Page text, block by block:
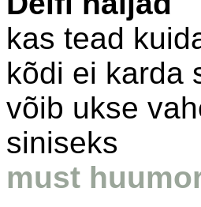
kas tead
kõdi ei karda
võib ukse
siniseks
must